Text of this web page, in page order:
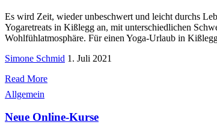
Es wird Zeit, wieder unbeschwert und leicht durchs
Yogaretreats in Kißlegg an, mit unterschiedlichen
Wohlfühlatmosphäre. Für einen Yoga-Urlaub in
Simone Schmid 1. Juli 2021
Read More
Allgemein
Neue Online-Kurse